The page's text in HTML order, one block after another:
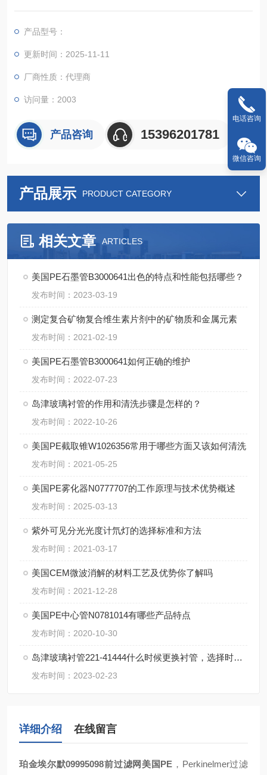
货。
产品型号：
更新时间：2025-11-11
厂商性质：代理商
访问量：2003
产品咨询 15396201781
产品展示 PRODUCT CATEGORY
相关文章 ARTICLES
美国PE石墨管B3000641出色的特点和性能包括哪些？
发布时间：2023-03-19
测定复合矿物复合维生素片剂中的矿物质和金属元素
发布时间：2021-02-19
美国PE石墨管B3000641如何正确的维护
发布时间：2022-07-23
岛津玻璃衬管的作用和清洗步骤是怎样的？
发布时间：2022-10-26
美国PE截取锥W1026356常用于哪些方面又该如何清洗
发布时间：2021-05-25
美国PE雾化器N0777707的工作原理与技术优势概述
发布时间：2025-03-13
紫外可见分光光度计氘灯的选择标准和方法
发布时间：2021-03-17
美国CEM微波消解的材料工艺及优势你了解吗
发布时间：2021-12-28
美国PE中心管N0781014有哪些产品特点
发布时间：2020-10-30
岛津玻璃衬管221-41444什么时候更换衬管，选择时应考虑什么因素
发布时间：2023-02-23
详细介绍 在线留言
珀金埃尔默09995098前过滤网美国PE ，Perkinelmer过滤
电话咨询
微信咨询